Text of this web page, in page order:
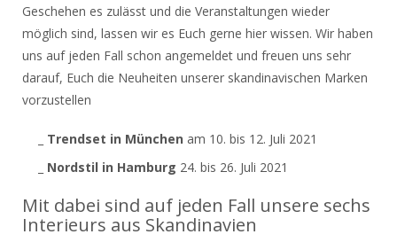
Geschehen es zulässt und die Veranstaltungen wieder
möglich sind, lassen wir es Euch gerne hier wissen. Wir haben
uns auf jeden Fall schon angemeldet und freuen uns sehr
darauf, Euch die Neuheiten unserer skandinavischen Marken
vorzustellen
Trendset in München am 10. bis 12. Juli 2021
Nordstil in Hamburg 24. bis 26. Juli 2021
Mit dabei sind auf jeden Fall unsere sechs
Interieurs aus Skandinavien